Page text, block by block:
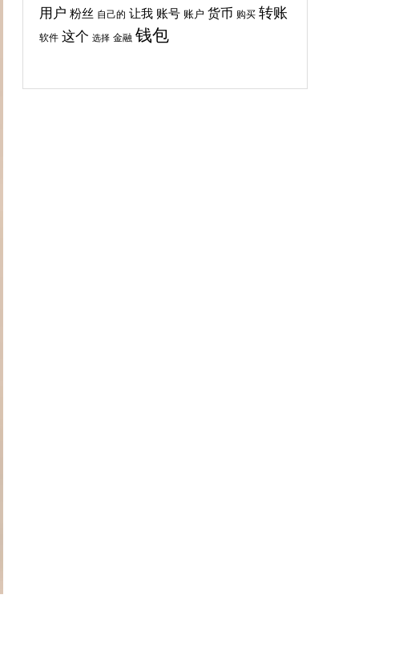
用户 粉丝 自己的 让我 账号 账户 货币 购买 转账
软件 这个 选择 金融 钱包